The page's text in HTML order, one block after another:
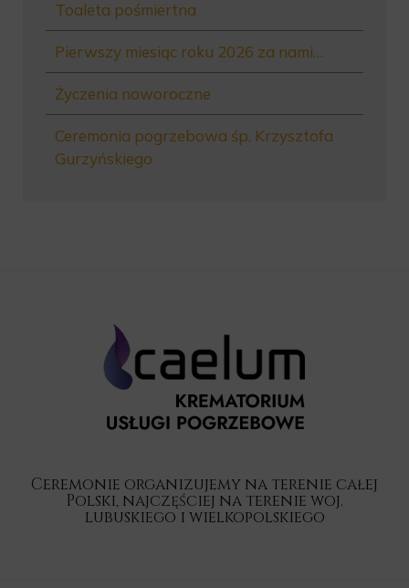
Toaleta pośmiertna
Pierwszy miesiąc roku 2026 za nami…
Życzenia noworoczne
Ceremonia pogrzebowa śp. Krzysztofa
Gurzyńskiego
Ceremonie organizujemy na terenie całej
Polski, najczęściej na terenie woj.
lubuskiego i wielkopolskiego